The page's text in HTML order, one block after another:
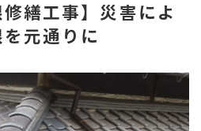
繕工事】災害によ
元通りに